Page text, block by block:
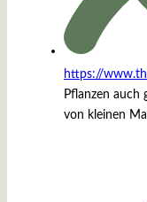
https://
Pflanzen auch
von kleinen